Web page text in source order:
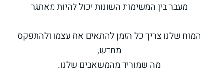
מעבר בין המשימות השונות יכול להיות מאתגר
המוח שלנו צריך כל הזמן להתאים את עצמו ולהתפקס
מחדש,
מה שמוריד מהמשאבים שלנו.